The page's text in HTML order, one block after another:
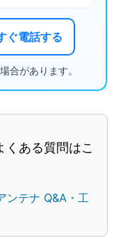
ぐ電話する
合があります。
くある質問はこ
ンテナ Q&A・工